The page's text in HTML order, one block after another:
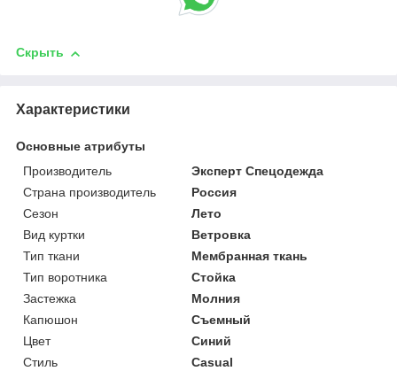
Скрыть
Характеристики
Основные атрибуты
Производитель
Эксперт Спецодежда
Страна производитель
Россия
Сезон
Лето
Вид куртки
Ветровка
Тип ткани
Мембранная ткань
Тип воротника
Стойка
Застежка
Молния
Капюшон
Съемный
Цвет
Синий
Стиль
Casual